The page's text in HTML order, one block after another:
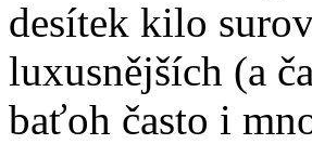
desítek kilo
luxusnějších (a
baťoh často i